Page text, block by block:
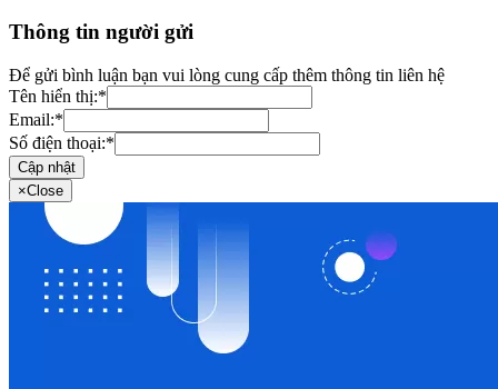
Thông tin người gửi
Để gửi bình luận bạn vui lòng cung cấp thêm thông tin liên hệ
Tên hiển thị:*
Email:*
Số điện thoại:*
Cập nhật
×Close